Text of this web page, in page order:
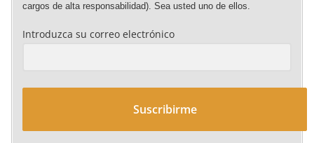
cargos de alta responsabilidad). Sea usted uno de ellos.
Introduzca su correo electrónico
Suscribirme